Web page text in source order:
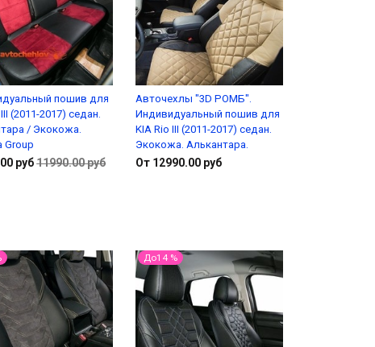
пошив для
(2011-2017) седан.
/ Экокожа.
Group
руб11990.00 руб
Авточехлы "3D РОМБ".
Индивидуальный пошив для
KIA Rio III (2011-2017) седан.
Экокожа. Алькантара.
От 12990.00 руб
До14 %